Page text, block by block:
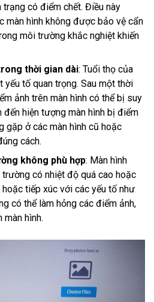
trạng có điểm chết. Điều này
màn hình không được bảo vệ cẩn
môi trường khắc nghiệt khiến
thời gian dài: Tuổi thọ của
yếu tố quan trọng. Sau một thời
ảnh trên màn hình có thể bị suy
đến hiện tượng màn hình bị điểm
gặp ở các màn hình cũ hoặc
cách.
không phù hợp: Màn hình
có nhiệt độ quá cao hoặc
tiếp xúc với các yếu tố như
có thể làm hỏng các điểm ảnh,
màn hình.